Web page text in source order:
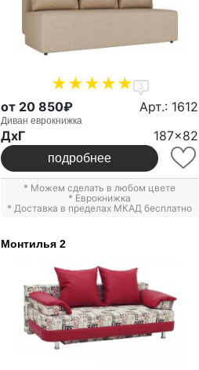
3
от 20 850₽ Арт.: 1612
Диван еврокнижка
ДxГ 187x82
подробнее
* Можем сделать в любом цвете
* Еврокнижка
* Доставка в пределах МКАД бесплатно
Монтилья 2